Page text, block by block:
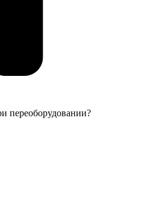
переоборудовании?